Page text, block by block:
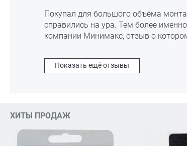
Покупал для большого объёма
справились на ура. Тем более
компании Минимакс, отзыв о
Показать ещё отзывы
ХИТЫ ПРОДАЖ